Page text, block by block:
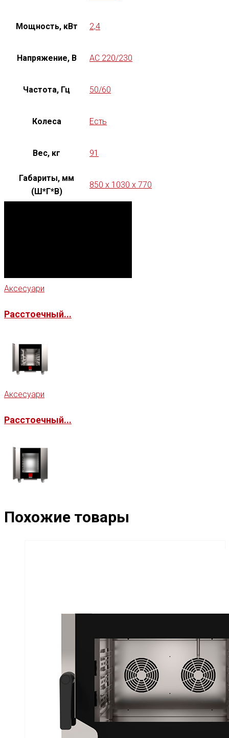
Мощность, кВт 2,4
Напряжение, В AC 220/230
Частота, Гц 50/60
Колеса Есть
Вес, кг 91
Габариты, мм
(Ш*Г*В)
850 x 1030 x 770
Аксесуари
Расстоечный...
Аксесуари
Расстоечный...
Похожие товары